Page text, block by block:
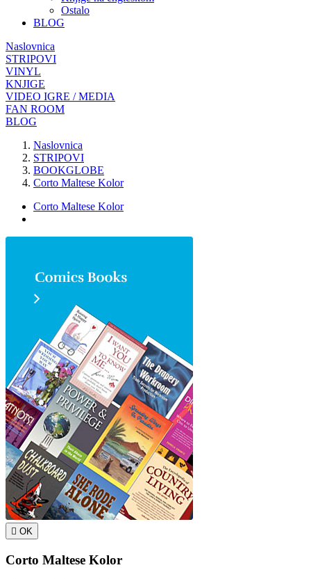
Ostalo
BLOG
Naslovnica
STRIPOVI
VINYL
KNJIGE
VIDEO IGRE / MEDIA
FAN ROOM
BLOG
Naslovnica
STRIPOVI
BOOKGLOBE
Corto Maltese Kolor
Corto Maltese Kolor
 OK
Corto Maltese Kolor